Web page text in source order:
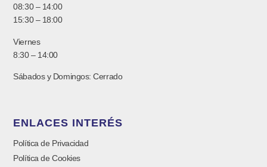
08:30 – 14:00
15:30 – 18:00
Viernes
8:30 – 14:00
Sábados y Domingos: Cerrado
ENLACES INTERÉS
Política de Privacidad
Política de Cookies